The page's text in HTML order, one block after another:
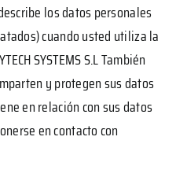
los datos personales
cuando usted utiliza la
SYSTEMS S.L También
y protegen sus datos
en relación con sus datos
en contacto con